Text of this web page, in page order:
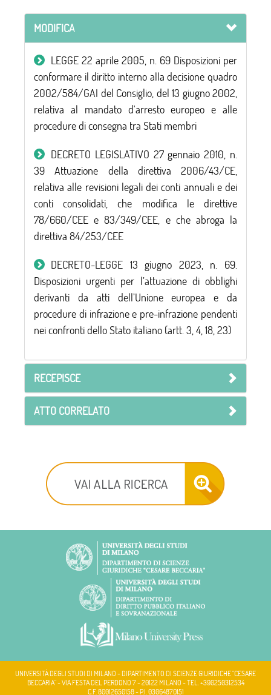
MODIFICA
LEGGE 22 aprile 2005, n. 69 Disposizioni per
conformare il diritto interno alla decisione quadro
2002/584/GAI del Consiglio, del 13 giugno 2002,
relativa al mandato d'arresto europeo e alle
procedure di consegna tra Stati membri
DECRETO LEGISLATIVO 27 gennaio 2010, n.
39 Attuazione della direttiva 2006/43/CE,
relativa alle revisioni legali dei conti annuali e dei
conti consolidati, che modifica le direttive
78/660/CEE e 83/349/CEE, e che abroga la
direttiva 84/253/CEE
DECRETO-LEGGE 13 giugno 2023, n. 69.
Disposizioni urgenti per l’attuazione di obblighi
derivanti da atti dell’Unione europea e da
procedure di infrazione e pre-infrazione pendenti
nei confronti dello Stato italiano (artt. 3, 4, 18, 23)
RECEPISCE
ATTO CORRELATO
UNIVERSITÀ DEGLI STUDI DI MILANO - DIPARTIMENTO DI SCIENZE GIURIDICHE "CESARE
BECCARIA" - VIA FESTA DEL PERDONO 7 - 20122 MILANO - TEL. +390250312534
C.F. 80012650158 - P.I. 03064870151